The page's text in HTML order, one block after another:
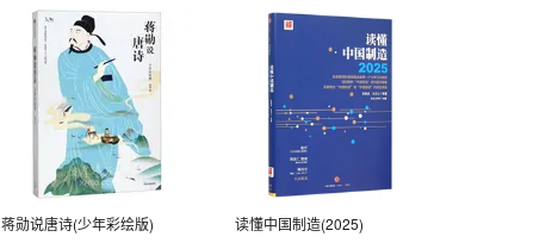
蒋勋说唐诗(少年彩绘版) 读懂中国制造(2025)